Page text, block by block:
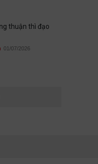
thuận thì đạo
01/07/2026
mình đã không đi